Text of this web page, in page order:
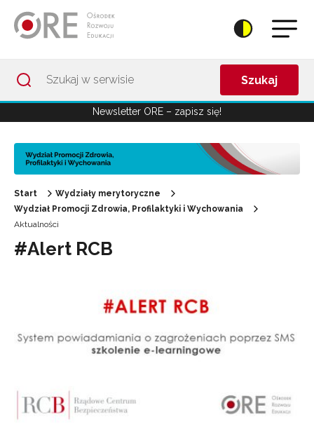
Szukaj
Newsletter ORE – zapisz się!
Start
Wydziały merytoryczne
Wydział Promocji Zdrowia, Profilaktyki i Wychowania
Aktualności
#Alert RCB